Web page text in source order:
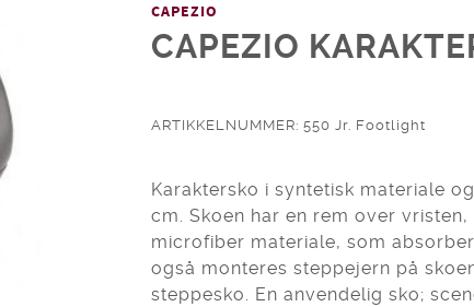
CAPEZIO
CAPEZIO
ARTIKKELNUMMER: 550 Jr. Footlight
Karaktersko i syntetisk materiale
cm. Skoen har en rem over
microfiber materiale, som
også monteres steppejern på
steppesko. En anvendelig sko;